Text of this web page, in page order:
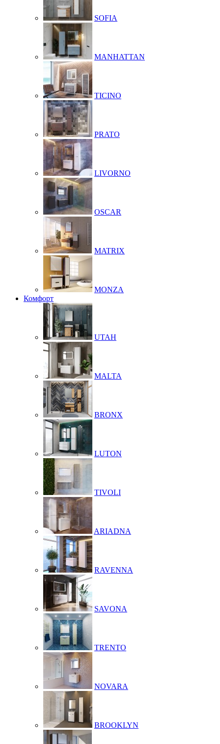
SOFIA
MANHATTAN
TICINO
PRATO
LIVORNO
OSCAR
MATRIX
MONZA
Комфорт
UTAH
MALTA
BRONX
LUTON
TIVOLI
ARIADNA
RAVENNA
SAVONA
TRENTO
NOVARA
BROOKLYN